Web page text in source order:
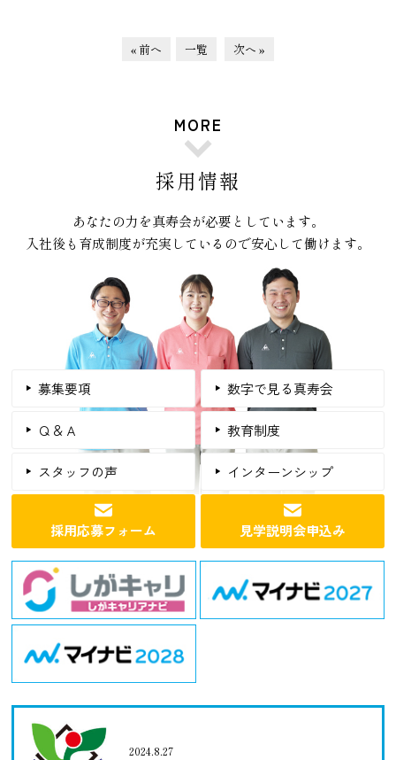
« 前へ 一覧 次へ »
MORE
採用情報
あなたの力を真寿会が必要としています。
入社後も育成制度が充実しているので安心して働けます。
募集要項 数字で見る真寿会
Ｑ＆Ａ 教育制度
スタッフの声 インターンシップ
採用応募フォーム 見学説明会申込み
2024.8.27